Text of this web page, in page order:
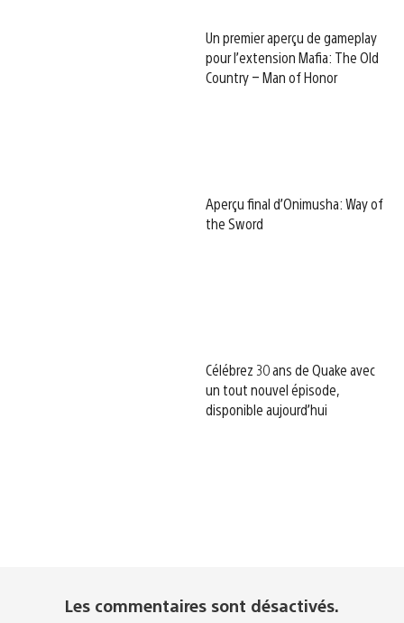
Un premier aperçu de gameplay
pour l’extension Mafia: The Old
Country – Man of Honor
Aperçu final d’Onimusha: Way of
the Sword
Célébrez 30 ans de Quake avec
un tout nouvel épisode,
disponible aujourd’hui
Les commentaires sont désactivés.